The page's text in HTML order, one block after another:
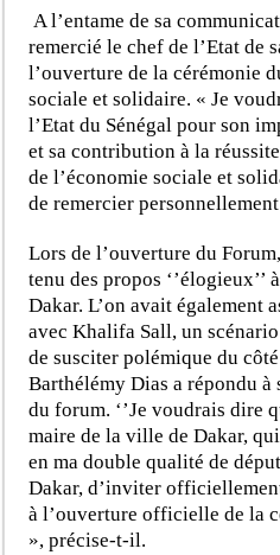
A l’entame de sa
remercié le chef de l’Etat de
l’ouverture de la cérémonie
sociale et solidaire. « Je
l’Etat du Sénégal pour son
et sa contribution à la
de l’économie sociale et
de remercier
Lors de l’ouverture du
tenu des propos ‘’élogieux’’
Dakar. L’on avait également
avec Khalifa Sall, un
de susciter polémique du
Barthélémy Dias a répondu à
du forum. ‘’Je voudrais dire
maire de la ville de Dakar,
en ma double qualité de
Dakar, d’inviter
à l’ouverture officielle de la
», précise-t-il.